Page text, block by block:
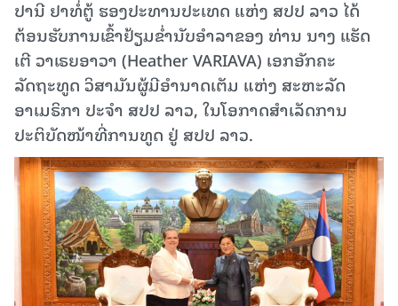
ປານີ ຢາທໍ່ຕູ້ ຮອງປະທານປະເທດ ແຫ່ງ ສປປ ລາວ ໄດ້
ຕ້ອນຮັບການເຂົ້າຢ້ຽມຂໍ່ານັບອໍາລາຂອງ ທ່ານ ນາງ ແຮັດ
ເຕີ ວາເຣຍອາວາ (Heather VARIAVA) ເອກອັກຄະ
ລັດຖະທູດ ວິສາມັນຜູ້ມີອໍານາດເຕັມ ແຫ່ງ ສະຫະລັດ
ອາເມຣິກາ ປະຈໍາ ສປປ ລາວ, ໃນໂອກາດສໍາເລັດການ
ປະຕິບັດໜ້າທີ່ການທູດ ຢູ່ ສປປ ລາວ.